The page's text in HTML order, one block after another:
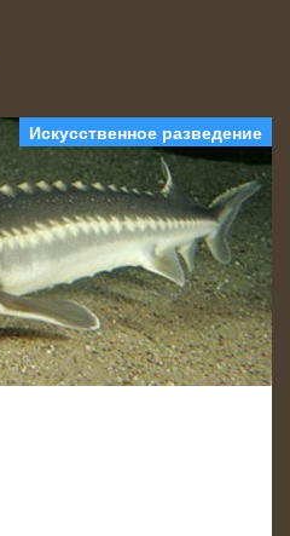
Искусственное разведение